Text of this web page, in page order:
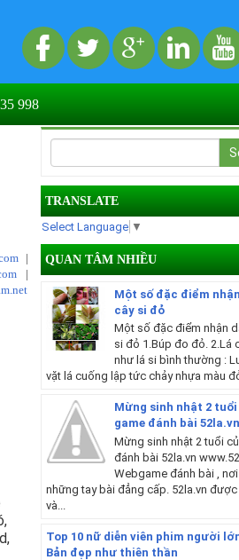
998
|
|
TRANSLATE
Select Language ▼
QUAN TÂM NHIỀU
Một số đặc điểm
cây si đỏ
Một số đặc điểm nhận
si đỏ 1.Búp đo đỏ. 2.Lá
như lá si bình thường :
vặt lá cuống lập tức chảy nhựa màu
Mừng sinh nhật 2 tuổi
game đánh bài 52la.vn
Mừng sinh nhật 2 tuổi
đánh bài 52la.vn
Webgame đánh bài ,
những tay bài đẳng cấp. 52la.vn
và...
Top 10 nữ diễn viên phim người
Bản đẹp như thiên thần